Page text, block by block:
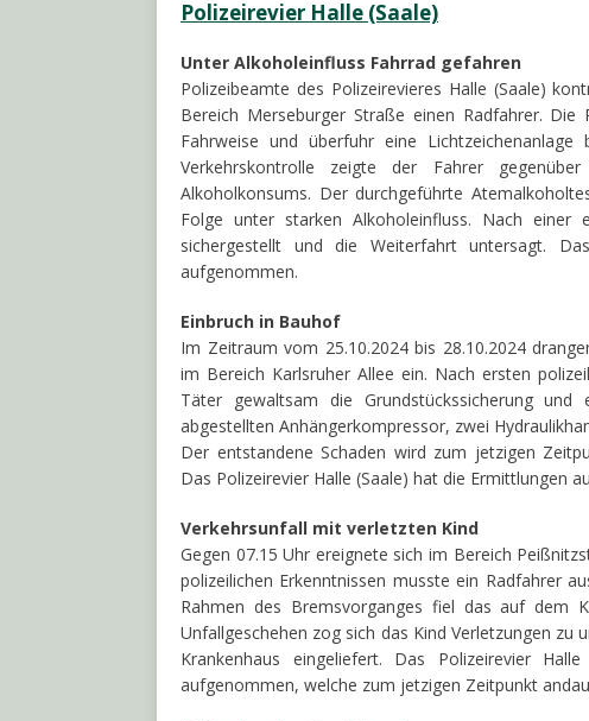
Polizeirevier Halle (Saale)
Unter Alkoholeinfluss Fahrrad gefahren
Polizeibeamte des Polizeirevieres Halle (Saale)
Bereich Merseburger Straße einen Radfahrer.
Fahrweise und überfuhr eine
Verkehrskontrolle zeigte der Fahrer
Alkoholkonsums. Der durchgeführte
Folge unter starken Alkoholeinfluss. Nach einer
sichergestellt und die Weiterfahrt untersagt.
aufgenommen.
Einbruch in Bauhof
Im Zeitraum vom 25.10.2024 bis 28.10.2024
im Bereich Karlsruher Allee ein. Nach ersten
Täter gewaltsam die Grundstückssicherung
abgestellten Anhängerkompressor, zwei
Der entstandene Schaden wird zum jetzigen
Das Polizeirevier Halle (Saale) hat die Ermittlungen
Verkehrsunfall mit verletzten Kind
Gegen 07.15 Uhr ereignete sich im Bereich
polizeilichen Erkenntnissen musste ein Radfahrer
Rahmen des Bremsvorganges fiel das auf dem
Unfallgeschehen zog sich das Kind Verletzungen
Krankenhaus eingeliefert. Das Polizeirevier
aufgenommen, welche zum jetzigen Zeitpunkt